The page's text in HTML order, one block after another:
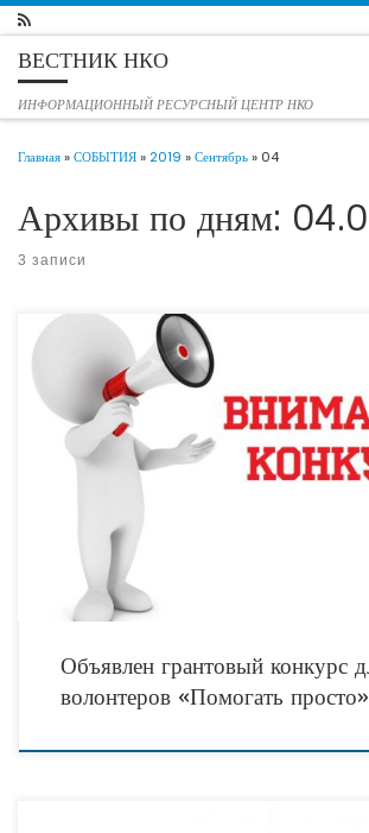
Перейти к содержимому
ВЕСТНИК НКО
ИНФОРМАЦИОННЫЙ РЕСУРСНЫЙ ЦЕНТР НКО
Главная»СОБЫТИЯ»2019 »Сентябрь» 04
Архивы по дням:
3 записи
Конкурс направлен на поддержку эффективных и
волонтерства. Организации или инициативные группы
некоммерческим организациям, социальным,
Объявлен грантовый конкурс
волонтеров «Помогать